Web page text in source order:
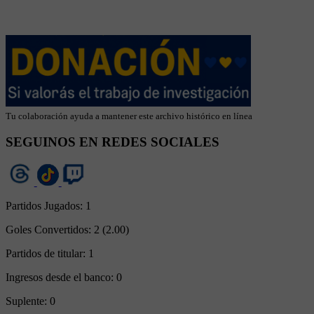
Tu colaboración ayuda a mantener este archivo histórico en línea
SEGUINOS EN REDES SOCIALES
Partidos Jugados: 1
Goles Convertidos: 2 (2.00)
Partidos de titular: 1
Ingresos desde el banco: 0
Suplente: 0